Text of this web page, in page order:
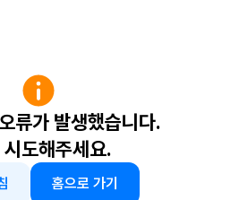
류가 발생했습니다.
시도해주세요.
홈으로 가기